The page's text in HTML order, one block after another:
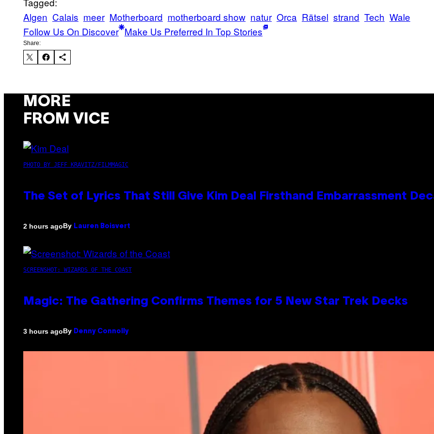
Algen Calais meer Motherboard motherboard show natur Orca Rätsel strand Tech Wale
Follow Us On Discover Make Us Preferred In Top Stories
Share:
MORE
FROM VICE
PHOTO BY JEFF KRAVITZ/FILMMAGIC
The Set of Lyrics That Still Give Kim Deal Firsthand Embarrassment
2 hours agoBy Lauren Boisvert
SCREENSHOT: WIZARDS OF THE COAST
Magic: The Gathering Confirms Themes for 5 New Star Trek Decks
3 hours agoBy Denny Connolly